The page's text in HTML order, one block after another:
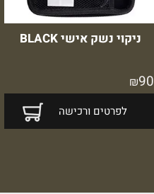
ניקוי נשק אישי BLACK
₪90
לפרטים ורכישה